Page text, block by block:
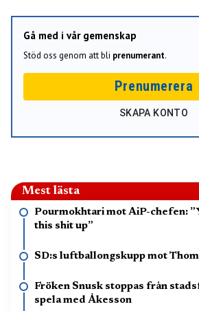
Gå med i vår gemenskap
Stöd oss genom att bli prenumerant.
Prenumerera
SKAPA KONTO
Mest lästa
Pourmokhtari mot AiP-chefen:
this shit up”
SD:s luftballongskupp mot
Fröken Snusk stoppas från
spela med Åkesson